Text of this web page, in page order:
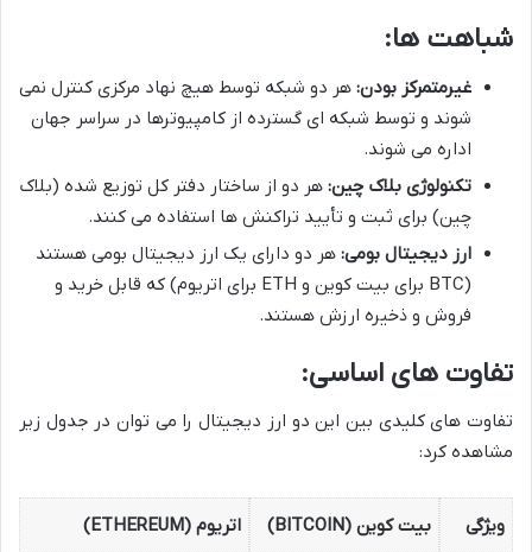
شباهت ها:
غیرمتمرکز بودن: هر دو شبکه توسط هیچ نهاد مرکزی کنترل نمی
شوند و توسط شبکه ای گسترده از کامپیوترها در سراسر جهان
اداره می شوند.
تکنولوژی بلاک چین: هر دو از ساختار دفتر کل توزیع شده (بلاک
چین) برای ثبت و تأیید تراکنش ها استفاده می کنند.
ارز دیجیتال بومی: هر دو دارای یک ارز دیجیتال بومی هستند
(BTC برای بیت کوین و ETH برای اتریوم) که قابل خرید و
فروش و ذخیره ارزش هستند.
تفاوت های اساسی:
تفاوت های کلیدی بین این دو ارز دیجیتال را می توان در جدول زیر
مشاهده کرد:
ویژگی بیت کوین (BITCOIN) اتریوم (ETHEREUM)